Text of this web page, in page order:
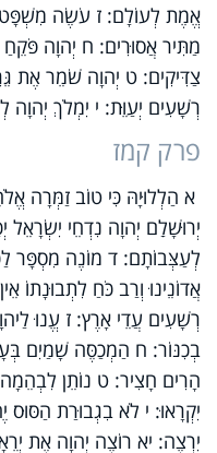
אֱמֶת לְעוֹלָם: ז עֹשֶׂה מִשְׁפָּט
מַתִּיר אֲסוּרִים: ח יְהוָה פֹּקֵחַ
צַדִּיקִים: ט יְהוָה שֹׁמֵר אֶת
רְשָׁעִים יְעַוֵּת: י יִמְלֹךְ יְהוָה
פרק קמז
א הַלְלוּיָהּ כִּי טוֹב זַמְּרָה
יְרוּשָׁלִַם יְהוָה נִדְחֵי
לְעַצְּבוֹתָם: ד מוֹנֶה מִסְפָּר
אֲדוֹנֵינוּ וְרַב כֹּחַ לִתְבוּנָתוֹ
רְשָׁעִים עֲדֵי אָרֶץ: ז עֱנוּ
בְכִנּוֹר: ח הַמְכַסֶּה שָׁמַיִם
הָרִים חָצִיר: ט נוֹתֵן
יִקְרָאוּ: י לֹא בִגְבוּרַת הַסּוּס
יִרְצֶה: יא רוֹצֶה יְהוָה אֶת